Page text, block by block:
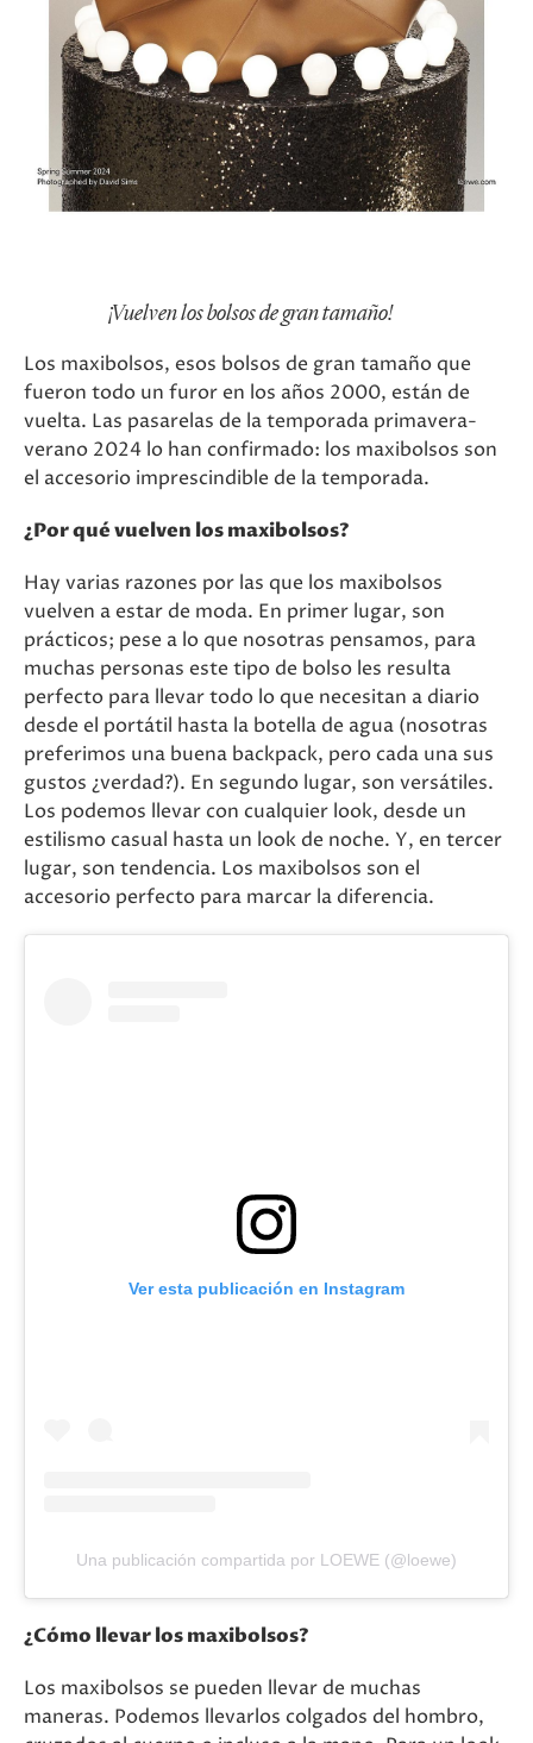
¡Vuelven los bolsos de gran tamaño!
Los maxibolsos, esos bolsos de gran tamaño que
fueron todo un furor en los años 2000, están de
vuelta. Las pasarelas de la temporada primavera-
verano 2024 lo han confirmado: los maxibolsos son
el accesorio imprescindible de la temporada.
¿Por qué vuelven los maxibolsos?
Hay varias razones por las que los maxibolsos
vuelven a estar de moda. En primer lugar, son
prácticos; pese a lo que nosotras pensamos, para
muchas personas este tipo de bolso les resulta
perfecto para llevar todo lo que necesitan a diario
desde el portátil hasta la botella de agua (nosotras
preferimos una buena backpack, pero cada una sus
gustos ¿verdad?). En segundo lugar, son versátiles.
Los podemos llevar con cualquier look, desde un
estilismo casual hasta un look de noche. Y, en tercer
lugar, son tendencia. Los maxibolsos son el
accesorio perfecto para marcar la diferencia.
Ver esta publicación en Instagram
Una publicación compartida por LOEWE (@loewe)
¿Cómo llevar los maxibolsos?
Los maxibolsos se pueden llevar de muchas
maneras. Podemos llevarlos colgados del hombro,